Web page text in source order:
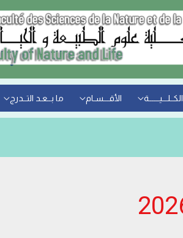
الكــلـــيــــــة الأقـــسـام ما بــعـد التــدرج